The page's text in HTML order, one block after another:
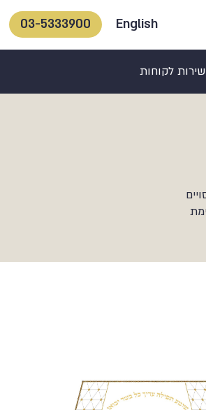
English
03-5333900
שירות לקוחות